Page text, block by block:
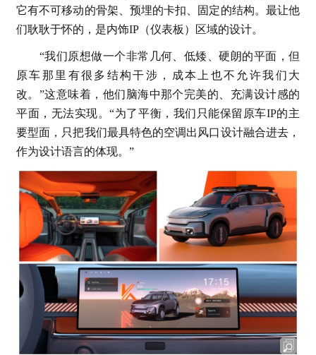
它有不可移动的骨架、预埋的卡扣、固定的结构。最让他
们耿耿于怀的，是内饰IP（仪表板）区域的设计。
“我们原想做一个非常几何、低矮、硬朗的平面，但
原车那里有很多结构干涉，成本上也不允许我们大
改。”这意味着，他们脑海中那个完美的、充满设计感的
平面，无法实现。“为了平衡，我们只能保留原车IP的主
要型面，只把我们最具特色的空调出风口设计融合进去，
作为设计语言的体现。”